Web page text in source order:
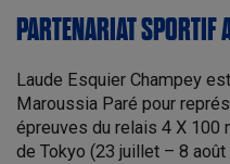
PARTENARIAT SPORTIF
Laude Esquier Champey
Maroussia Paré pour
épreuves du relais 4 X
de Tokyo (23 juillet – 8